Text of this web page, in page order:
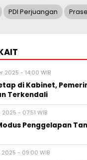
PDI Perjuangan
2025 - 14:00 WIB
di Kabinet,
Terkendali
- 07:51 WIB
Penggelapan
- 09:00 WIB